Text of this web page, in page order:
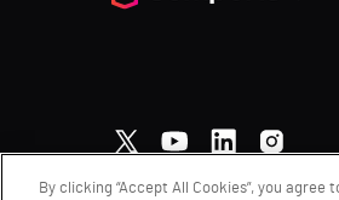
By clicking “Accept All Cookies”, you